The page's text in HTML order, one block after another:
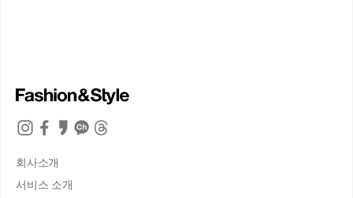
회사소개
서비스 소개